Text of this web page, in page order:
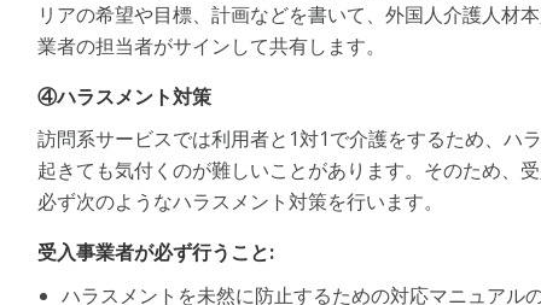
リアの希望や目標、計画などを書いて、外国人介護人材
業者の担当者がサインして共有します。
④ハラスメント対策
訪問系サービスでは利用者と1対1で介護をするため、ハ
起きても気付くのが難しいことがあります。そのため、
必ず次のようなハラスメント対策を行います。
受入事業者が必ず行うこと:
ハラスメントを未然に防止するための対応マニュアル